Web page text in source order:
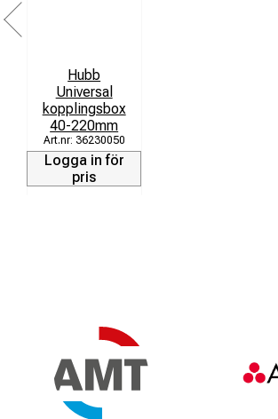
Hubb
Universal
kopplingsbox
40-220mm
36230050
Logga in för
pris